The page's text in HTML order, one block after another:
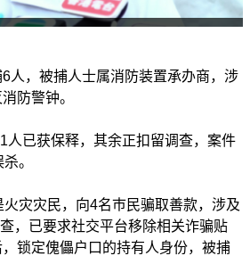
人，被捕人士属消防装置承办商，涉
防警钟。
人已获保释，其余正扣留调查，案件
。
灾灾民，向4名巿民骗取善款，涉及
，已要求社交平台移除相关诈骗贴
锁定傀儡户口的持有人身份，被捕